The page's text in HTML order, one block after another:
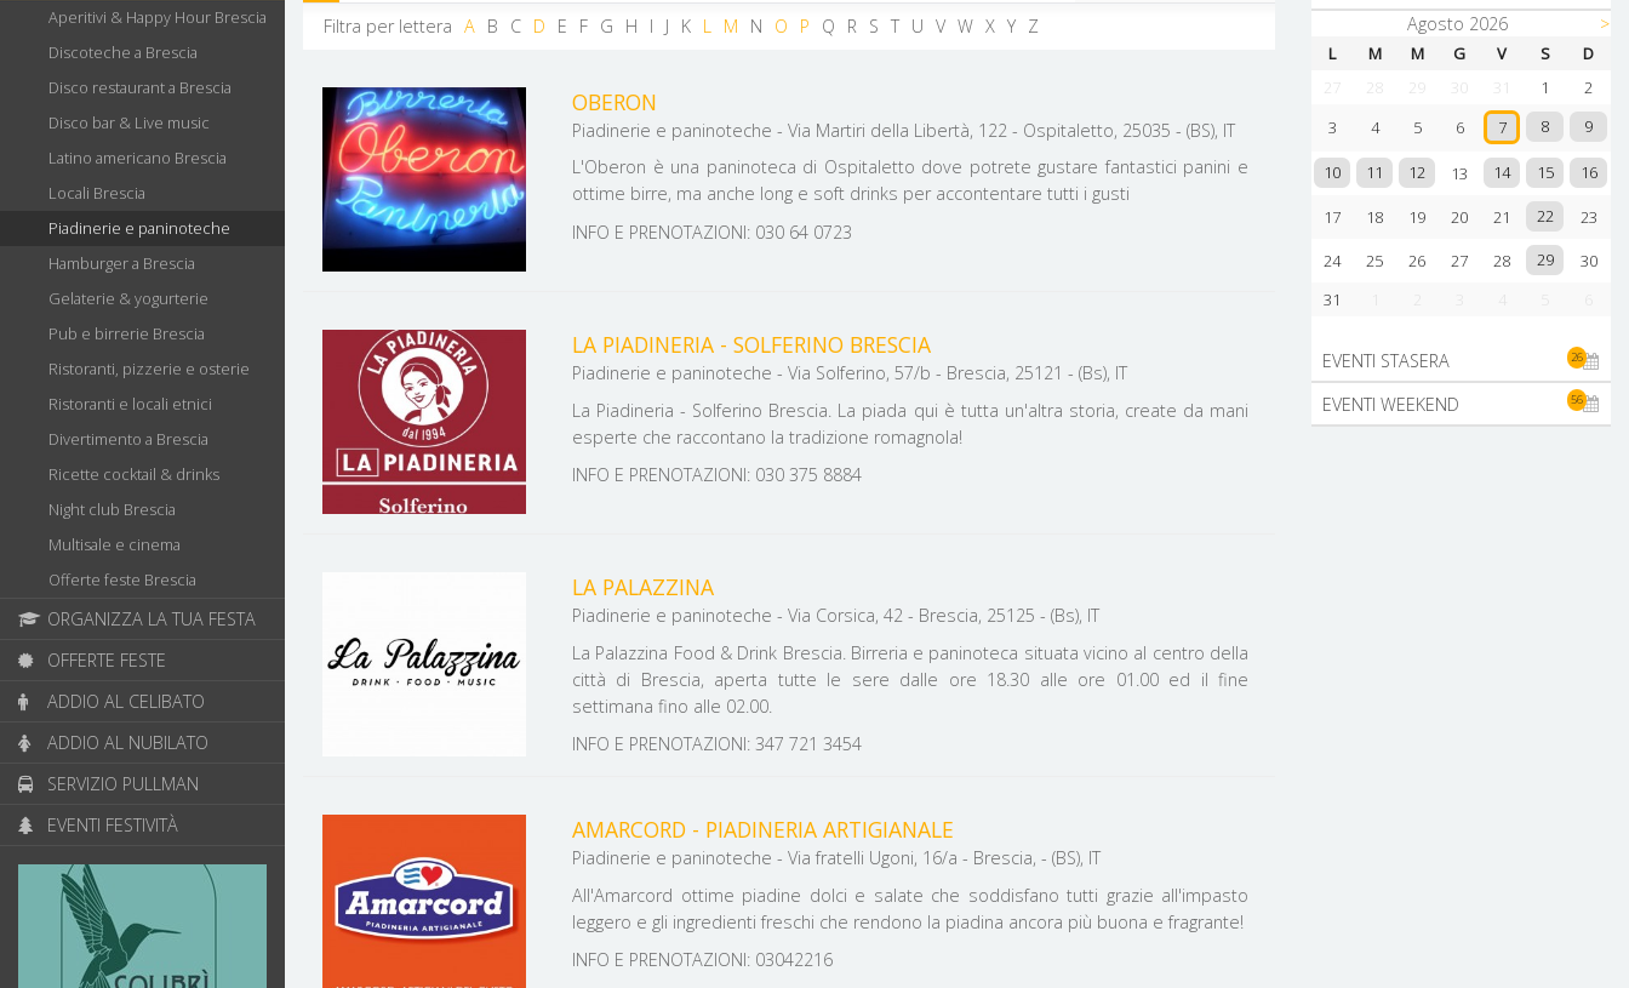
Aperitivi & Happy Hour Brescia
Discoteche a Brescia
Disco restaurant a Brescia
Disco bar & Live music
Latino americano Brescia
Locali Brescia
Piadinerie e paninoteche
Hamburger a Brescia
Gelaterie & yogurterie
Pub e birrerie Brescia
Ristoranti, pizzerie e osterie
Ristoranti e locali etnici
Divertimento a Brescia
Ricette cocktail & drinks
Night club Brescia
Multisale e cinema
Offerte feste Brescia
ORGANIZZA LA TUA FESTA
OFFERTE FESTE
ADDIO AL CELIBATO
ADDIO AL NUBILATO
SERVIZIO PULLMAN
EVENTI FESTIVITÀ
DESENZANO
Filtra per lettera A B C D E F G H I J K L M N O P Q R S T U V W X Y Z
OBERON
Piadinerie e paninoteche - Via Martiri della Libertà, 122 - Ospitaletto, 25035 - (BS), IT
L'Oberon è una paninoteca di Ospitaletto dove potrete gustare fantastici panini e
ottime birre, ma anche long e soft drinks per accontentare tutti i gusti
INFO E PRENOTAZIONI: 030 64 0723
LA PIADINERIA - SOLFERINO BRESCIA
Piadinerie e paninoteche - Via Solferino, 57/b - Brescia, 25121 - (Bs), IT
La Piadineria - Solferino Brescia. La piada qui è tutta un'altra storia, create da mani
esperte che raccontano la tradizione romagnola!
INFO E PRENOTAZIONI: 030 375 8884
LA PALAZZINA
Piadinerie e paninoteche - Via Corsica, 42 - Brescia, 25125 - (Bs), IT
La Palazzina Food & Drink Brescia. Birreria e paninoteca situata vicino al centro della
città di Brescia, aperta tutte le sere dalle ore 18.30 alle ore 01.00 ed il fine
settimana fino alle 02.00.
INFO E PRENOTAZIONI: 347 721 3454
AMARCORD - PIADINERIA ARTIGIANALE
Piadinerie e paninoteche - Via fratelli Ugoni, 16/a - Brescia, - (BS), IT
All'Amarcord ottime piadine dolci e salate che soddisfano tutti grazie all'impasto
leggero e gli ingredienti freschi che rendono la piadina ancora più buona e fragrante!
INFO E PRENOTAZIONI: 03042216
Agosto 2026 >
L M M G V S
D
27
28 30 31 1
2
3
4 5 6 7 8 9
10 11 12 13 14 15 16
17 18 19 20 21 22
23
24
25 26 27 28 29
30
31
EVENTI STASERA 26
EVENTI WEEKEND 56